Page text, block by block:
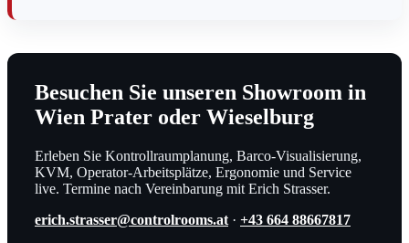
Besuchen Sie unseren Showroom in
Wien Prater oder Wieselburg
Erleben Sie Kontrollraumplanung, Barco-Visualisierung,
KVM, Operator-Arbeitsplätze, Ergonomie und Service
live. Termine nach Vereinbarung mit Erich Strasser.
erich.strasser@controlrooms.at · +43 664 88667817